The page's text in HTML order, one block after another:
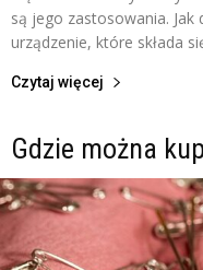
są jego zastosowania. Jak
urządzenie, które składa
Czytaj więcej
Gdzie można